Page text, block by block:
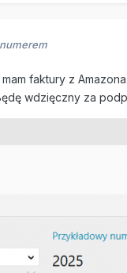
faktury z
wdzięczny za